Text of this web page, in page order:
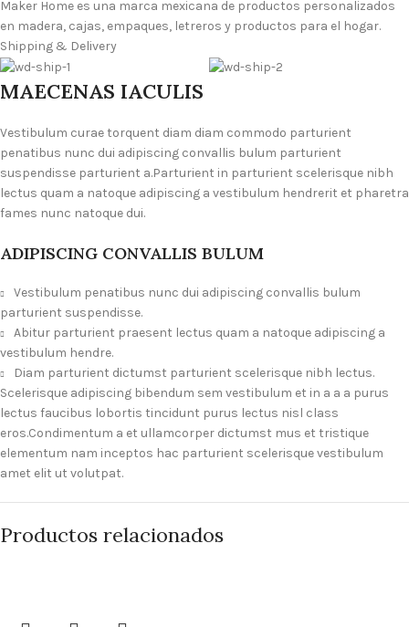
Maker Home es una marca mexicana de productos personalizados
en madera, cajas, empaques, letreros y productos para el hogar.
Shipping & Delivery
MAECENAS IACULIS
Vestibulum curae torquent diam diam commodo parturient
penatibus nunc dui adipiscing convallis bulum parturient
suspendisse parturient a.Parturient in parturient scelerisque nibh
lectus quam a natoque adipiscing a vestibulum hendrerit et pharetra
fames nunc natoque dui.
ADIPISCING CONVALLIS BULUM
Vestibulum penatibus nunc dui adipiscing convallis bulum
parturient suspendisse.
Abitur parturient praesent lectus quam a natoque adipiscing a
vestibulum hendre.
Diam parturient dictumst parturient scelerisque nibh lectus.
Scelerisque adipiscing bibendum sem vestibulum et in a a a purus
lectus faucibus lobortis tincidunt purus lectus nisl class
eros.Condimentum a et ullamcorper dictumst mus et tristique
elementum nam inceptos hac parturient scelerisque vestibulum
amet elit ut volutpat.
Productos relacionados